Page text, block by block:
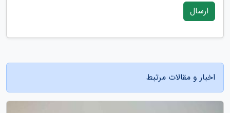
ارسال
اخبار و مقالات مرتبط